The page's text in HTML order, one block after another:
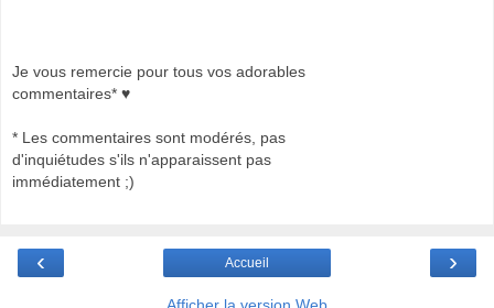
Je vous remercie pour tous vos adorables
commentaires* ♥
* Les commentaires sont modérés, pas
d'inquiétudes s'ils n'apparaissent pas
immédiatement ;)
‹ ›
Accueil